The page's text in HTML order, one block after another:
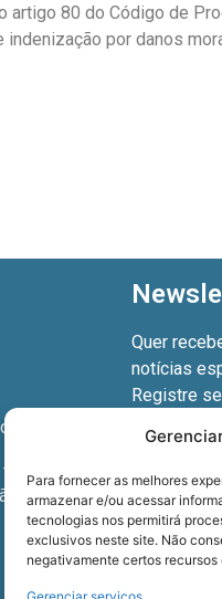
Para fornecer as melhores
armazenar e/ou acessar
tecnologias nos permitirá
exclusivos neste site. Não
negativamente certos recursos
80 do Código de
por danos
3º andar
Paulo –
Quer
notícias
Registre
Termos de usoe